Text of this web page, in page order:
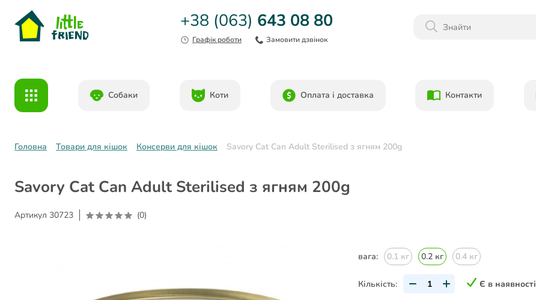
Даруємо 1000гр на бонусний рахунок при реєстрації!)
+38 (063) 643 08 80
Графік роботи Замовити дзвінок
Собаки Коти Оплата і доставка Контакти
Головна Товари для кішок Консерви для кішок Savory Cat Can Adult Sterilised з ягням 200g
Savory Cat Can Adult Sterilised з ягням 200g
Артикул 30723 (0)
вага: 0.1 кг 0.2 кг 0.4 кг
Кількість: Є в наявності